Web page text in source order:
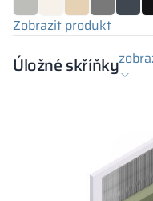
Zobrazit produkt
Úložné skříňky